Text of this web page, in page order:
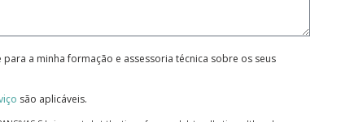
a minha formação e assessoria técnica sobre os seus
são aplicáveis.